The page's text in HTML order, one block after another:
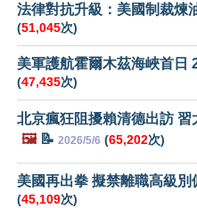
法律對抗升級：美國制裁煉
(51,045次)
美軍護航霍爾木茲海峽首日
(47,435次)
北京瘋狂阻擾賴清德出訪 習
🖼️📝 2026/5/6 (65,202次)
美國再出拳 擬禁離職高級
(45,109次)